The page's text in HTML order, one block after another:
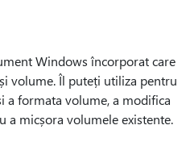
Windows încorporat care
volume. Îl puteți utiliza pentru
a formata volume, a modifica
a micșora volumele existente.